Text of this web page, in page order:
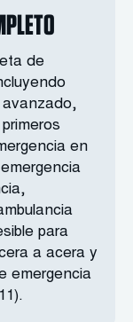
de
en
para
a acera y
emergencia